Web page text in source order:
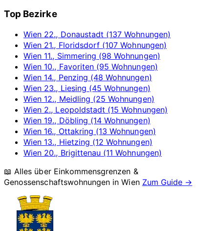
Top Bezirke
Wien 22., Donaustadt (137 Wohnungen)
Wien 21., Floridsdorf (107 Wohnungen)
Wien 11., Simmering (98 Wohnungen)
Wien 10., Favoriten (95 Wohnungen)
Wien 14., Penzing (48 Wohnungen)
Wien 23., Liesing (45 Wohnungen)
Wien 12., Meidling (25 Wohnungen)
Wien 2., Leopoldstadt (15 Wohnungen)
Wien 19., Döbling (14 Wohnungen)
Wien 16., Ottakring (13 Wohnungen)
Wien 13., Hietzing (12 Wohnungen)
Wien 20., Brigittenau (11 Wohnungen)
📖 Alles über Einkommensgrenzen &
Genossenschaftswohnungen inWien Zum Guide →